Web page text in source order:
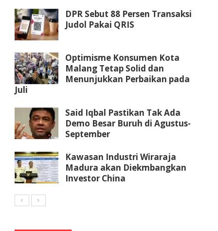
DPR Sebut 88 Persen Transaksi
Judol Pakai QRIS
Optimisme Konsumen Kota
Malang Tetap Solid dan
Menunjukkan Perbaikan pada
Juli
Said Iqbal Pastikan Tak Ada
Demo Besar Buruh di Agustus-
September
Kawasan Industri Wiraraja
Madura akan Diekmbangkan
Investor China